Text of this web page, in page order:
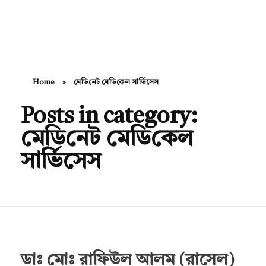
Home » মে‌ডি‌নেট মে‌ডি‌কেল সা‌র্ভিসেস
Posts in category:
মে‌ডি‌নেট মে‌ডি‌কেল
সা‌র্ভিসেস
ডাঃ মোঃ রাফিউল আলম (রাসেল)